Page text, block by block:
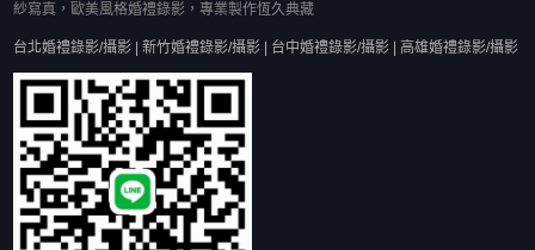
紗寫真，歐美風格婚禮錄影，專業製作恆久典藏
台北婚禮錄影/攝影 | 新竹婚禮錄影/攝影 | 台中婚禮錄影/攝影 | 高雄婚禮錄影/攝影